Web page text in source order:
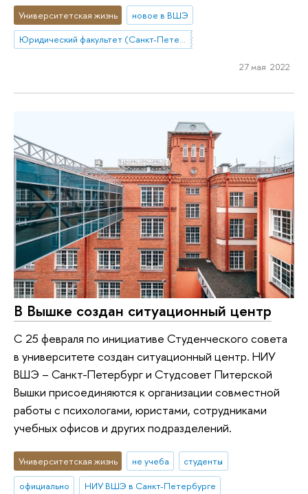
Университетская жизнь
новое в ВШЭ
Юридический факультет (Санкт-Петербург)
27 мая 2022
В Вышке создан ситуационный центр
С 25 февраля по инициативе Студенческого совета
в университете создан ситуационный центр. НИУ
ВШЭ – Санкт-Петербург и Студсовет Питерской
Вышки присоединяются к организации совместной
работы с психологами, юристами, сотрудниками
учебных офисов и других подразделений.
Университетская жизнь не учеба
студенты
официально
НИУ ВШЭ в Санкт-Петербурге